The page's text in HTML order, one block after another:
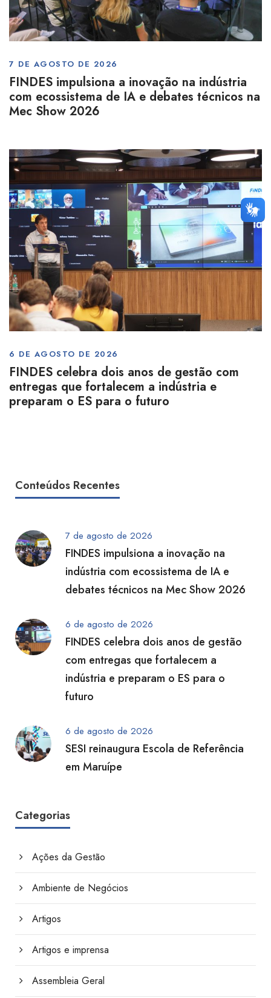
7 DE AGOSTO DE 2026
FINDES impulsiona a inovação na indústria
com ecossistema de IA e debates técnicos na
Mec Show 2026
6 DE AGOSTO DE 2026
FINDES celebra dois anos de gestão com
entregas que fortalecem a indústria e
preparam o ES para o futuro
Conteúdos Recentes
7 de agosto de 2026
FINDES impulsiona a inovação na
indústria com ecossistema de IA e
debates técnicos na Mec Show 2026
6 de agosto de 2026
FINDES celebra dois anos de gestão
com entregas que fortalecem a
indústria e preparam o ES para o
futuro
6 de agosto de 2026
SESI reinaugura Escola de Referência
em Maruípe
Categorias
Ações da Gestão
Ambiente de Negócios
Artigos
Artigos e imprensa
Assembleia Geral